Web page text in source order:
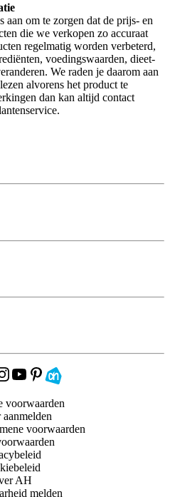
om te zorgen dat de prijs- en
die we verkopen zo accuraat
regelmatig worden verbeterd,
voedingswaarden, dieet-
We raden je daarom aan
alvorens het product te
dan kan altijd contact
voorwaarden
aanmelden
voorwaarden
AH
melden